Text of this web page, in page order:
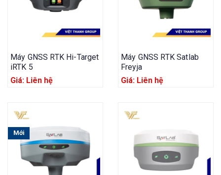
Máy GNSS RTK Hi-Target
iRTK 5
Giá: Liên hệ
Máy GNSS RTK Satlab
Freyja
Giá: Liên hệ
Mới